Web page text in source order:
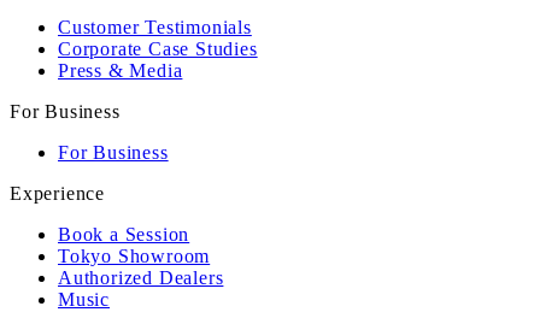
Customer Testimonials
Corporate Case Studies
Press & Media
For Business
For Business
Experience
Book a Session
Tokyo Showroom
Authorized Dealers
Music